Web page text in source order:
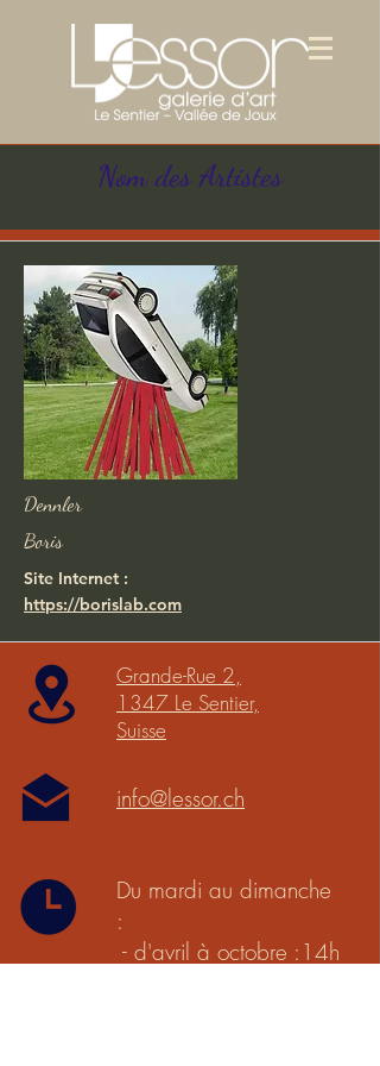
Nom des Artistes
Dennler
Boris
Site Internet :
https://borislab.com
Grande-Rue 2,
1347 Le Sentier,
Suisse
info@lessor.ch
Du mardi au dimanche
:
- d'avril à octobre :14h